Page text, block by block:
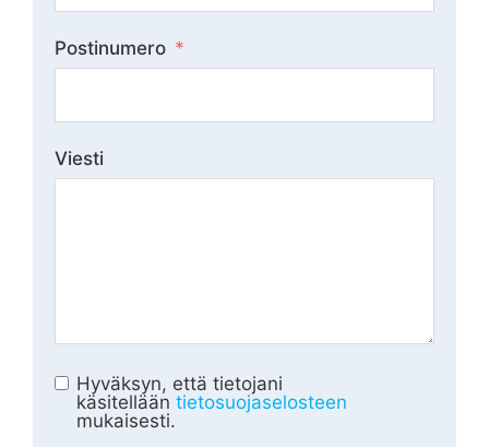
Postinumero
Viesti
Hyväksyn, että tietojani
käsitellään tietosuojaselosteen
mukaisesti.